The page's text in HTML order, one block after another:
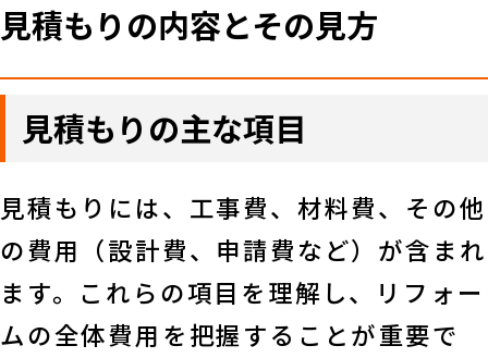
見積もりの内容とその見方
見積もりの主な項目
見積もりには、工事費、材料費、その他
の費用（設計費、申請費など）が含まれ
ます。これらの項目を理解し、リフォー
ムの全体費用を把握することが重要で